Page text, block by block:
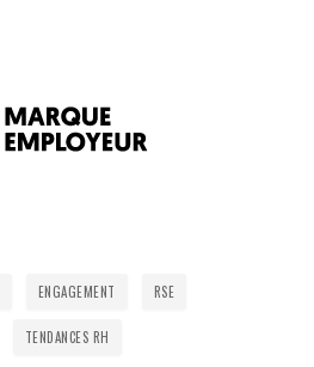
ENGAGEMENT RSE
TENDANCES RH